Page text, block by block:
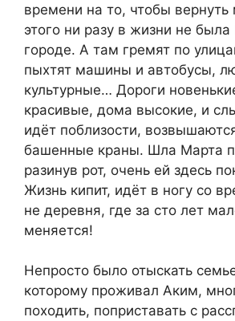
времени на то, чтобы
этого ни разу в жизни не
городе. А там гремят по
пыхтят машины и автобусы,
культурные… Дороги
красивые, дома высокие, и
идёт поблизости,
башенные краны. Шла Марта
разинув рот, очень ей здесь
Жизнь кипит, идёт в ногу со
не деревня, где за сто лет
меняется!
Непросто было отыскать
которому проживал Аким,
походить, поприставать с